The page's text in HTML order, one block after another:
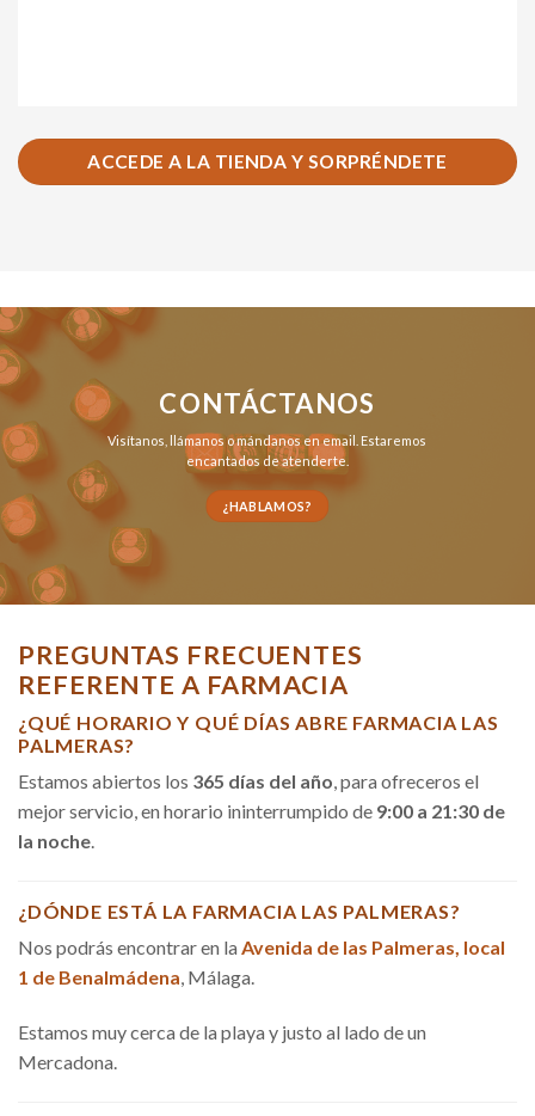
ACCEDE A LA TIENDA Y SORPRÉNDETE
CONTÁCTANOS
Visítanos, llámanosomándanos en email . Estaremos
encantados de atenderte.
¿HABLAMOS?
PREGUNTAS FRECUENTES
REFERENTE A FARMACIA
¿QUÉ HORARIO Y QUÉ DÍAS ABRE FARMACIA LAS
PALMERAS?
Estamos abiertos los 365 días del año, para ofreceros el
mejor servicio, en horario ininterrumpido de 9:00 a 21:30 de
la noche.
¿DÓNDE ESTÁ LA FARMACIA LAS PALMERAS?
Nos podrás encontrar en la Avenida de las Palmeras, local
1 de Benalmádena, Málaga.
Estamos muy cerca de la playa y justo al lado de un
Mercadona.